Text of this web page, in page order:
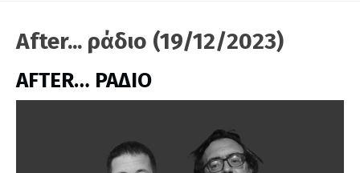
After... ράδιο (19/12/2023)
AFTER… ΡΑΔΙΟ